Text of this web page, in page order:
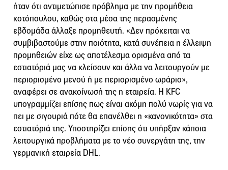
ήταν ότι αντιμετώπισε πρόβλημα με την προμήθεια
κοτόπουλου, καθώς στα μέσα της περασμένης
εβδομάδα άλλαξε προμηθευτή. «Δεν πρόκειται να
συμβιβαστούμε στην ποιότητα, κατά συνέπεια η έλλειψη
προμηθειών είχε ως αποτέλεσμα ορισμένα από τα
εστιατόριά μας να κλείσουν και άλλα να λειτουργούν με
περιορισμένο μενού ή με περιορισμένο ωράριο»,
αναφέρει σε ανακοίνωσή της η εταιρεία. Η KFC
υπογραμμίζει επίσης πως είναι ακόμη πολύ νωρίς για να
πει με σιγουριά πότε θα επανέλθει η «κανονικότητα» στα
εστιατόριά της. Υποστηρίζει επίσης ότι υπήρξαν κάποια
λειτουργικά προβλήματα με το νέο συνεργάτη της, την
γερμανική εταιρεία DHL.